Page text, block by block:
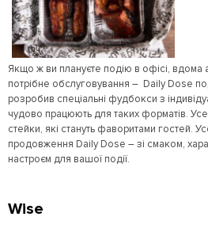
Якщо ж ви плануєте подію в офісі, вдома
потрібне обслуговування – Daily Dose
розробив спеціальні фудбокси з
чудово працюють для таких форматів.
стейки, які стануть фаворитами гостей.
продовження Daily Dose – зі смаком,
настроєм для вашої події.
Wise